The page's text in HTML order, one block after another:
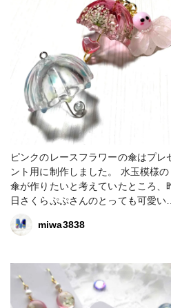
ピンクのレースフラワーの傘はプレ
ント用に制作しました。 水玉模様の
傘が作りたいと考えていたところ、
日さくらぷぷさんのとっても可愛い紫
陽花シェーカーが、はなゆきさんの水
玉作品を参考にされたとの事でしたの
にしたら、水玉模様が浮かび上がっ
きそうです。 持ち手は、今回9ピンを
上から刺して、持ち手部分にパールを
miwa3838